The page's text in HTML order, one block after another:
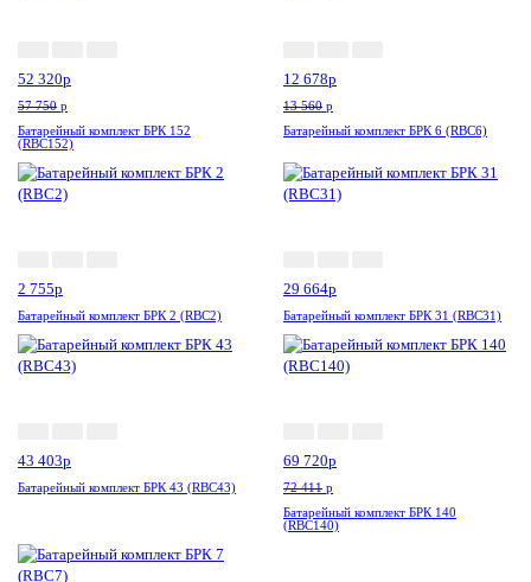
52 320p
57 750 p
Батарейный комплект БРК 152
(RBC152)
12 678p
13 560 p
Батарейный комплект БРК 6 (RBC6)
2 755p
Батарейный комплект БРК 2 (RBC2)
29 664p
Батарейный комплект БРК 31 (RBC31)
43 403p
Батарейный комплект БРК 43 (RBC43)
69 720p
72 411 p
Батарейный комплект БРК 140
(RBC140)